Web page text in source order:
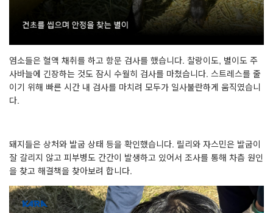
염소들은 혈액 채취를 하고 항문 검사를 했습니다. 찰랑이도, 별이도 주
사바늘에 긴장하는 것도 잠시 수월히 검사를 마쳤습니다. 스트레스를 줄
이기 위해 빠른 시간 내 검사를 마치려 모두가 일사불란하게 움직였습니
다.
돼지들은 상처와 발굽 상태 등을 확인했습니다. 릴리와 자스민은 발굽이
잘 갈리지 않고 피부병도 간간이 발생하고 있어서 조사를 통해 차츰 원인
을 찾고 해결책을 찾아보려 합니다.